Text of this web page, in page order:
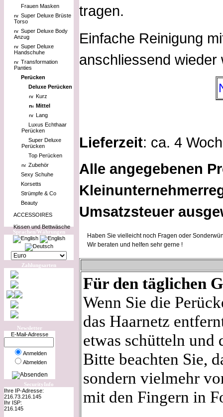
Frauen Masken
Super Deluxe Brüste
Torso
Super Deluxe Body
Anzug
Super Deluxe
Handschuhe
Transformation
Panties
Perücken
Deluxe Perücken
Kurz
Mittel
Lang
Luxus Echthaar
Perücken
Super Deluxe
Perücken
Top Perücken
Zubehör
Sexy Schuhe
Korsetts
Strümpfe & Co
Beauty
ACCESSOIRES
Kissen und Bettwäsche
Sprachen/Währungen
Zahlungsarten
Newsletter
E-Mail-Adresse
Anmelden
Abmelden
SecurityInfo
Ihre IP-Adresse:
216.73.216.145
Ihr ISP:
216.145
tragen.
Einfache Reinigung
anschliessend
Lieferzeit: ca. 4
Alle angegebenen
Umsatzsteuer
Haben Sie vielleicht noch Fragen oder
Wir beraten und helfen sehr gerne !
Für den täglichen
Wenn Sie die
das Haarnetz
etwas schütteln
Bitte beachten Sie,
sondern vielmehr
mit den Fingern in